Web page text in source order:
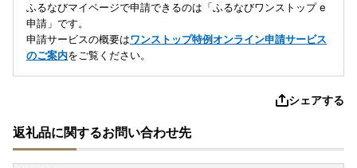
ふるなびマイページで申請できるのは「ふるなびワンストップ e
申請」です。
申請サービスの概要はワンストップ特例オンライン申請サービス
のご案内をご覧ください。
シェアする
返礼品に関するお問い合わせ先